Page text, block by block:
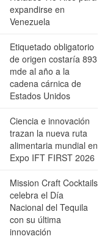
expandirse en
Venezuela
Etiquetado obligatorio
de origen costaría 893
mde al año a la
cadena cárnica de
Estados Unidos
Ciencia e innovación
trazan la nueva ruta
alimentaria mundial en
Expo IFT FIRST 2026
Mission Craft Cocktails
celebra el Día
Nacional del Tequila
con su última
innovación